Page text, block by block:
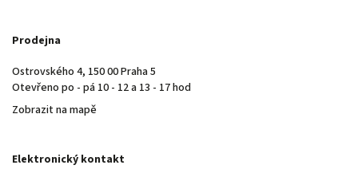
Prodejna
Ostrovského 4, 150 00 Praha 5
Otevřeno po - pá 10 - 12 a 13 - 17 hod
Zobrazit na mapě
Elektronický kontakt